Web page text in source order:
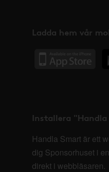
Ladda hem vår
Installera
Handla Smart är ett
dig Sponsorhuset i
direkt i webbläsaren.